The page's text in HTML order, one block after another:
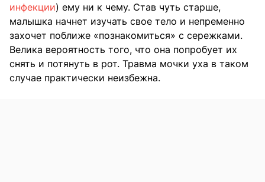
инфекции) ему ни к чему. Став чуть старше,
малышка начнет изучать свое тело и непременно
захочет поближе «познакомиться» с сережками.
Велика вероятность того, что она попробует их
снять и потянуть в рот. Травма мочки уха в таком
случае практически неизбежна.